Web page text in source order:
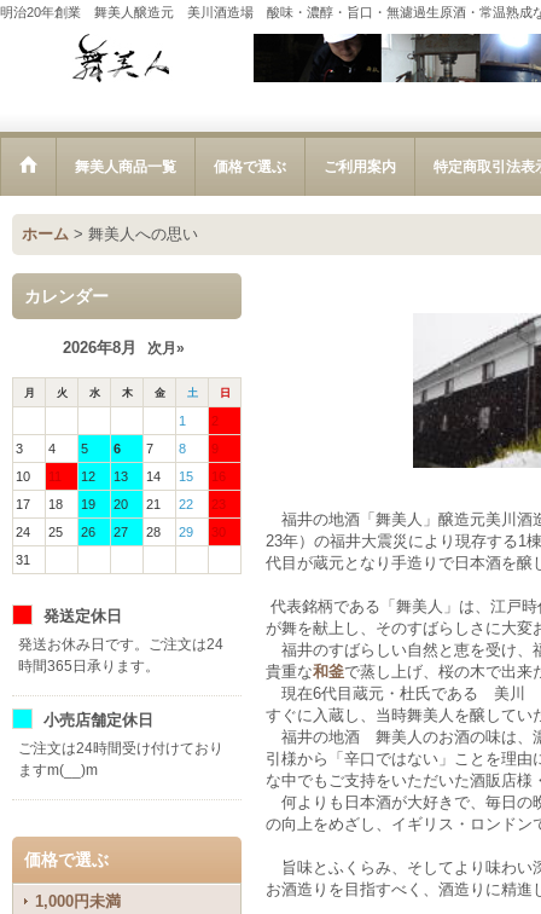
明治20年創業 舞美人醸造元 美川酒造場 酸味・濃醇・旨口・無濾過生原酒・常温熟成
舞美人商品一覧 価格で選ぶ ご利用案内 特定商取引法表
ホーム > 舞美人への思い
カレンダー
2026年8月 次月»
月 火 水 木 金 土 日
1
2
3
4 5 6 7 8
9
10
11 12 13 14 15
16
17
18 19 20 21 22
23
24
25 26 27 28 29
30
31
発送定休日
発送お休み日です。ご注文は24
時間365日承ります。
小売店舗定休日
ご注文は24時間受け付けており
ますm(__)m
価格で選ぶ
1,000円未満
福井の地酒「舞美人」醸造元美川酒
23年）の福井大震災により現存する1
代目が蔵元となり手造りで日本酒を醸
代表銘柄である「舞美人」は、江戸
が舞を献上し、そのすばらしさに大
福井のすばらしい自然と恵を受け、
貴重な和釜で蒸し上げ、桜の木で出来
現在6代目蔵元・杜氏である 美川
すぐに入蔵し、当時舞美人を醸して
福井の地酒 舞美人のお酒の味は、
引様から「辛口ではない」ことを理
な中でもご支持をいただいた酒販店
何よりも日本酒が大好きで、毎日の
の向上をめざし、イギリス・ロンドン
旨味とふくらみ、そしてより味わい
お酒造りを目指すべく、酒造りに精進